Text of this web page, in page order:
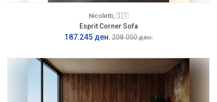
Nicoletti, 🇮🇹
Esprit Corner Sofa
187.245 ден. 208.050 ден.